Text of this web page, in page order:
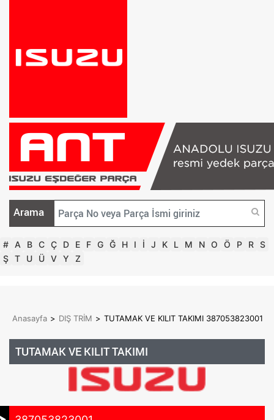
Arama
# A B C Ç D E F G Ğ H I İ J K L M N O Ö P R S
Ş T U Ü V Y Z
Anasayfa > DIŞ TRİM > TUTAMAK VE KILIT TAKIMI 387053823001
TUTAMAK VE KILIT TAKIMI